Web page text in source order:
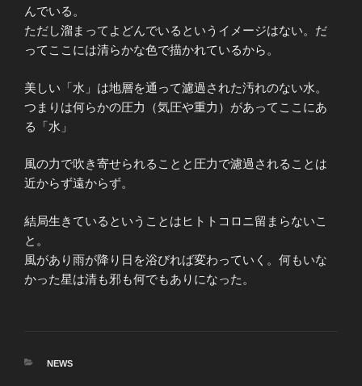
んでいる。
ただし溜まってよどんでいるというイメージはない。だ
ってここには清らかな色で描かれているから。
美しい「水」は地層を通って濾過された汚れのない水。
つまりは何らかの圧力（気圧や重力）があってここにあ
る「水」
風の力で吹き寄せられることと圧力で濾過されることは
近からず遠からず。
結局生きているということはヒトトコロニ留まらないこ
と。
風があり雨が降り日を浴びれば変わっていく。何もいな
かった星は清も邪も何でもありになった。
カ
NEWS